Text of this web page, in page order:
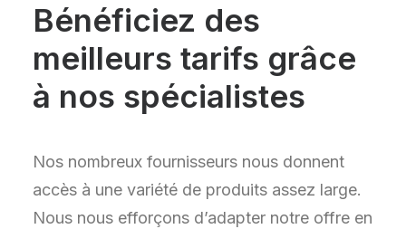
Bénéficiez des
meilleurs tarifs grâce
à nos spécialistes
Nos nombreux fournisseurs nous donnent
accès à une variété de produits assez large.
Nous nous efforçons d’adapter notre offre en